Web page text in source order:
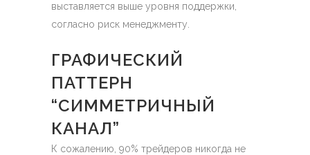
выставляется выше уровня поддержки,
согласно риск менеджменту.
ГРАФИЧЕСКИЙ
ПАТТЕРН
“СИММЕТРИЧНЫЙ
КАНАЛ”
К сожалению, 90% трейдеров никогда не